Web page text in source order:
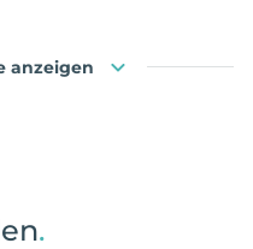
anzeigen
.